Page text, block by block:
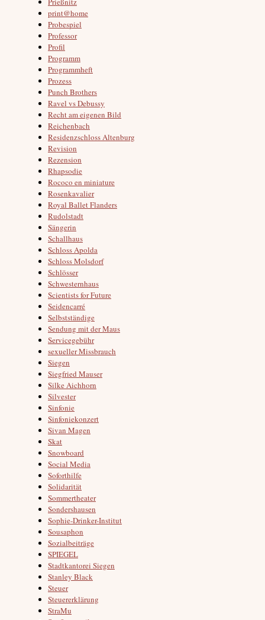
print@home
Probespiel
Professor
Profil
Programm
Programmheft
Prozess
Punch Brothers
Ravel vs Debussy
Recht am eigenen Bild
Reichenbach
Residenzschloss Altenburg
Revision
Rezension
Rhapsodie
Rococo en miniature
Rosenkavalier
Royal Ballet Flanders
Rudolstadt
Sängerin
Schallhaus
Schloss Apolda
Schloss Molsdorf
Schlösser
Schwesternhaus
Scientists for Future
Seidencarré
Selbstständige
Sendung mit der Maus
Servicegebühr
sexueller Missbrauch
Siegen
Siegfried Mauser
Silke Aichhorn
Silvester
Sinfonie
Sinfoniekonzert
Sivan Magen
Skat
Snowboard
Social Media
Soforthilfe
Solidarität
Sommertheater
Sondershausen
Sophie-Drinker-Institut
Sousaphon
Sozialbeiträge
SPIEGEL
Stadtkantorei Siegen
Stanley Black
Steuer
Steuererklärung
StraMu